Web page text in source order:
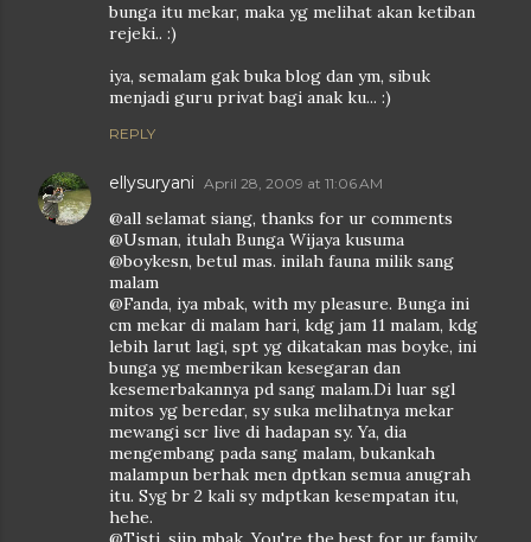
bunga itu mekar, maka yg melihat akan ketiban
rejeki.. :)
iya, semalam gak buka blog dan ym, sibuk
menjadi guru privat bagi anak ku... :)
REPLY
ellysuryani April 28, 2009 at 11:06 AM
@all selamat siang, thanks for ur comments
@Usman, itulah Bunga Wijaya kusuma
@boykesn, betul mas. inilah fauna milik sang
malam
@Fanda, iya mbak, with my pleasure. Bunga ini
cm mekar di malam hari, kdg jam 11 malam, kdg
lebih larut lagi, spt yg dikatakan mas boyke, ini
bunga yg memberikan kesegaran dan
kesemerbakannya pd sang malam.Di luar sgl
mitos yg beredar, sy suka melihatnya mekar
mewangi scr live di hadapan sy. Ya, dia
mengembang pada sang malam, bukankah
malampun berhak men dptkan semua anugrah
itu. Syg br 2 kali sy mdptkan kesempatan itu,
hehe.